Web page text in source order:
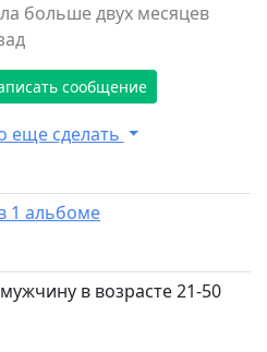
больше двух месяцев
сообщение
еще сделать
2 фото в 1 альбоме
в возрасте 21-50